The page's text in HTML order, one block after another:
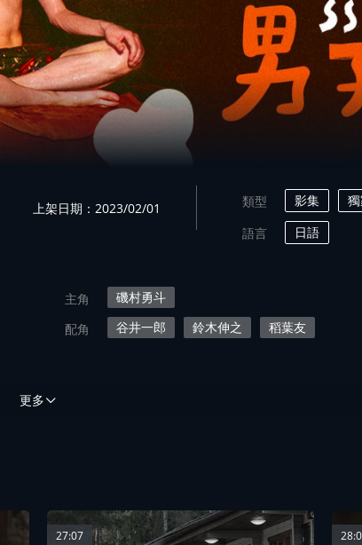
上架日期：2023/02/01 類型 影集
語言
日語
主角
磯村勇斗
配角
谷井一郎 鈴木伸之 稻葉友
更多
27:07